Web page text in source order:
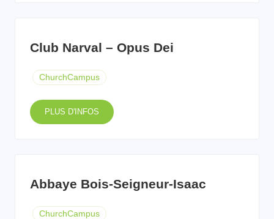
Club Narval – Opus Dei
ChurchCampus
PLUS D'INFOS
Abbaye Bois-Seigneur-Isaac
ChurchCampus